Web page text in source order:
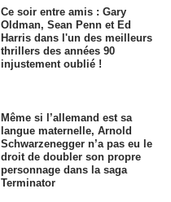
Ce soir entre amis : Gary
Oldman, Sean Penn et Ed
Harris dans l'un des meilleurs
thrillers des années 90
injustement oublié !
Même si l’allemand est sa
langue maternelle, Arnold
Schwarzenegger n’a pas eu le
droit de doubler son propre
personnage dans la saga
Terminator